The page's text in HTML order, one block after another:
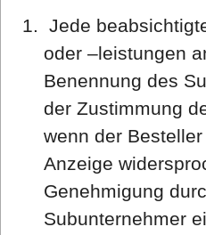
Jede
oder –leistungen
Benennung des
der Zustimmung
wenn der
Anzeige
Genehmigung
Subunternehmer